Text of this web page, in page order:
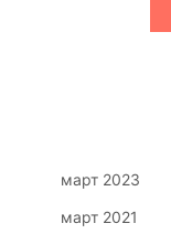
март 2023
март 2021